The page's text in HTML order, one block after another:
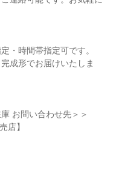
・時間帯指定可です。
成形でお届けいたしま
お問い合わせ先＞＞
店】